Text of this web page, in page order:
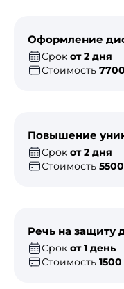
Оформление
Срок от 2 дня
Стоимость
Повышение
Срок от 2 дня
Стоимость
Речь на защиту
Срок от 1 день
Стоимость